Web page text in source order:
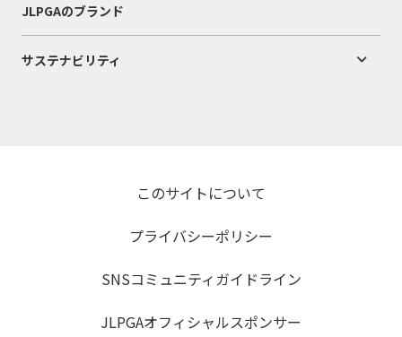
JLPGAのブランド
サステナビリティ
このサイトについて
プライバシーポリシー
SNSコミュニティガイドライン
JLPGAオフィシャルスポンサー